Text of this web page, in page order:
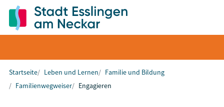
Startseite Leben und Lernen
Familie und Bildung
Familienwegweiser
Engagieren